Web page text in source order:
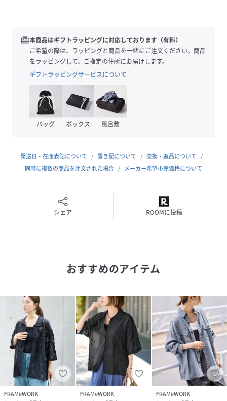
＊＊＊＊＊＊＊＊＊＊＊＊＊＊＊＊＊＊＊＊＊＊
透け感：ホワイトAのみややあり
裏地：なし
伸縮性：なし
光沢感：なし
生地の厚さ：普通
＊＊＊＊＊＊＊＊＊＊＊＊＊＊＊＊＊＊＊＊＊＊
※こちらの商品は、FRAMeWORKでの取り扱いになります。
※照明の関係により、実際よりも色味が違って見える場合が
ブラック着用スタッフ身長：165cm着用サイズ：フリー
ホワイトA着用スタッフ身長：166cm着用サイズ：フリー
詳細着用スタッフ身長：163cm着用サイズ：フリー
性別タイプ レディース
原産国 インド
redeem本商品はギフトラッピングに対応しております（有料）
ご希望の際は、ラッピングと商品を一緒にご注文ください。商品
をラッピングして、ご指定の住所にお届けします。
ギフトラッピングサービスについて
バッグ ボックス 風呂敷
発送日・在庫表記について 置き配について
交換・返品について
同時に複数の商品を注文された場合
メーカー希望小売価格について
シェア ROOMに投稿
おすすめのアイテム
FRAMeWORK
FRAMeWORK
FRAMeWORK